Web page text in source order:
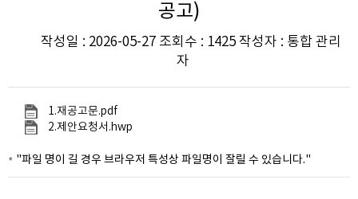
공고)
작성일 : 2026-05-27 조회수 : 1425 작성자 : 통합 관리
자
1.재공고문.pdf
2.제안요청서.hwp
"파일 명이 길 경우 브라우저 특성상 파일명이 잘릴 수 있습니다."